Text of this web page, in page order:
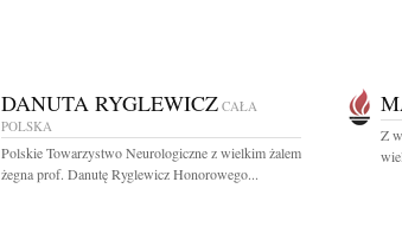
DANUTA RYGLEWICZ CAŁA
POLSKA
Polskie Towarzystwo Neurologiczne z wielkim żalem
żegna prof. Danutę Ryglewicz Honorowego...
Z